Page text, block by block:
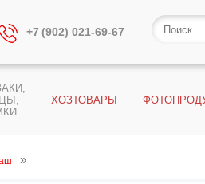
+7 (902) 021-69-67
ХОЗТОВАРЫ